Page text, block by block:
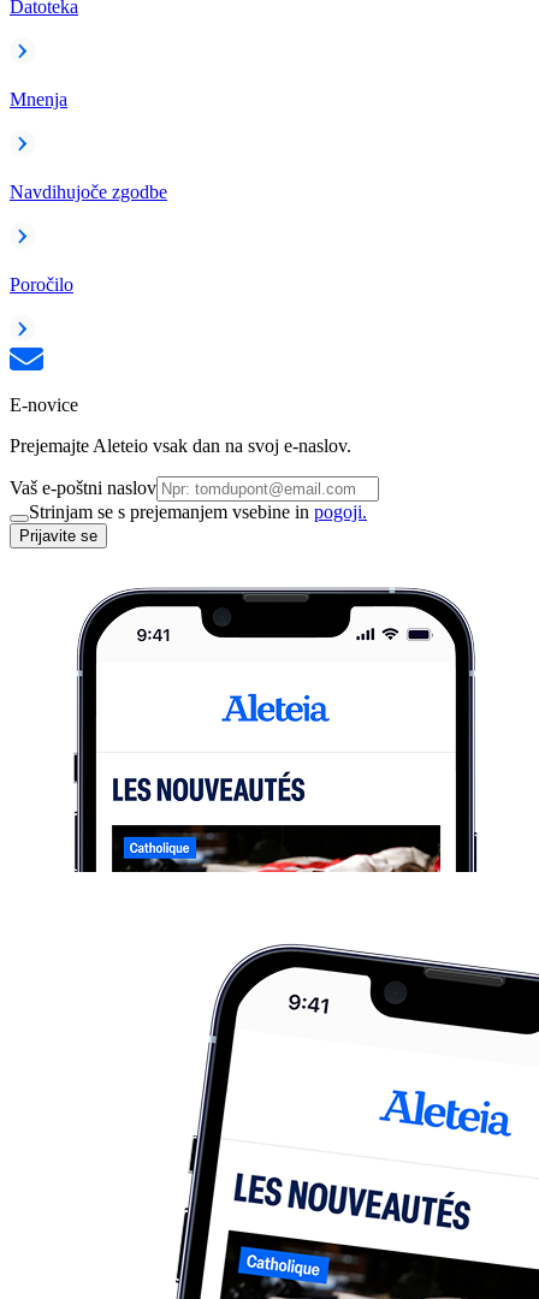
Datoteka
Mnenja
Navdihujoče zgodbe
Poročilo
E-novice
Prejemajte Aleteio vsak dan na svoj e-naslov.
Vaš e-poštni naslov
Strinjam se s prejemanjem vsebine in pogoji.
Prijavite se